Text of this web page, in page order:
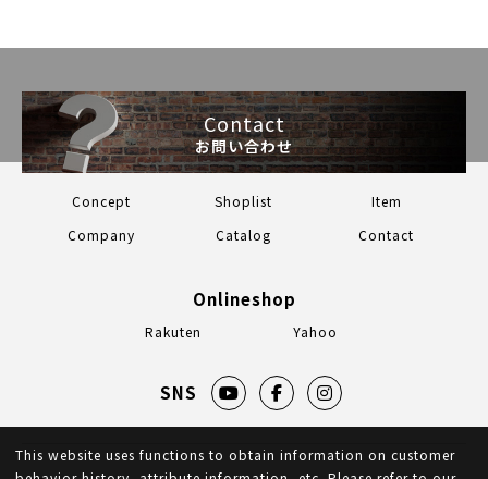
Contact
お問い合わせ
Concept Shoplist
Item
Company
Catalog Contact
Onlineshop
Rakuten Yahoo
SNS
This website uses functions to obtain information on customer